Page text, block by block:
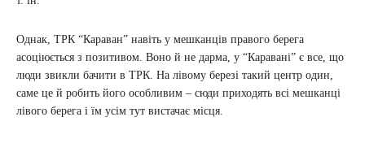
Однак, ТРК “Караван” навіть у мешканців правого берега
асоціюється з позитивом. Воно й не дарма, у “Каравані” є все, що
люди звикли бачити в ТРК. На лівому березі такий центр один,
саме це й робить його особливим – сюди приходять всі мешканці
лівого берега і їм усім тут вистачає місця.